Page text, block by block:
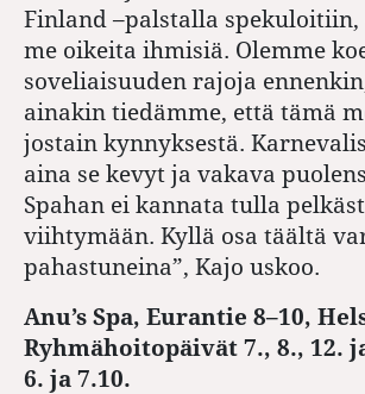
Finland –palstalla spekuloitiin,
me oikeita ihmisiä. Olemme
soveliaisuuden rajoja
ainakin tiedämme, että tämä
jostain kynnyksestä.
aina se kevyt ja vakava
Spahan ei kannata tulla
viihtymään. Kyllä osa täältä
pahastuneina”, Kajo uskoo.
Anu’s Spa, Eurantie 8–10,
Ryhmähoitopäivät 7., 8., 12.
6. ja 7.10.